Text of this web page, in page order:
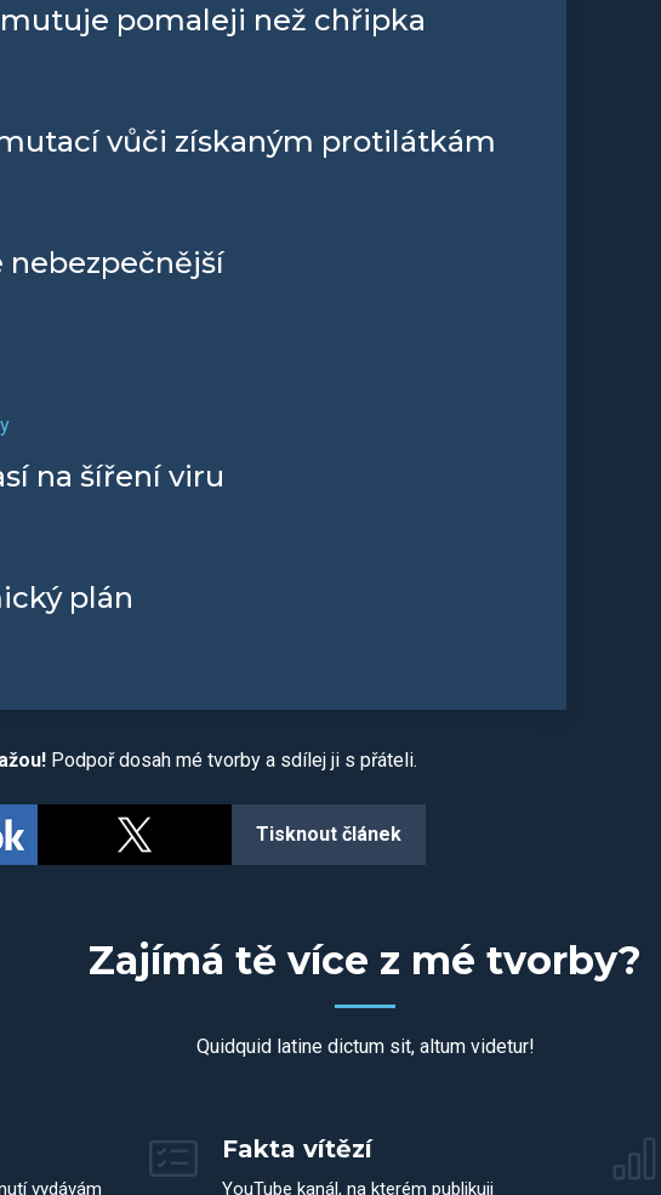
pomaleji než chřipka
vůči získaným protilátkám
nebezpečnější
na šíření viru
plán
Podpoř dosah mé tvorby a sdílej ji s přáteli.
Tisknout článek
Zajímá tě více z mé tvorby?
Quidquid latine dictum sit, altum videtur!
vydávám
Fakta vítězí
YouTube kanál, na kterém publikuji